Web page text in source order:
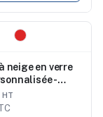
neige en verre
-